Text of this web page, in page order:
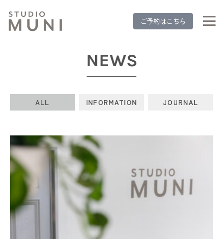
ご予約はこちら
NEWS
ALL INFORMATION JOURNAL